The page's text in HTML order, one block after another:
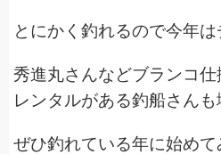
とにかく釣れるので今年は
秀進丸さんなどブランコ
レンタルがある釣船さん
ぜひ釣れている年に始め